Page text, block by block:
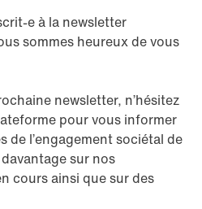
e à la newsletter
sommes heureux de vous
newsletter, n’hésitez
pour vous informer
de l’engagement sociétal de
sur nos
cours ainsi que sur des